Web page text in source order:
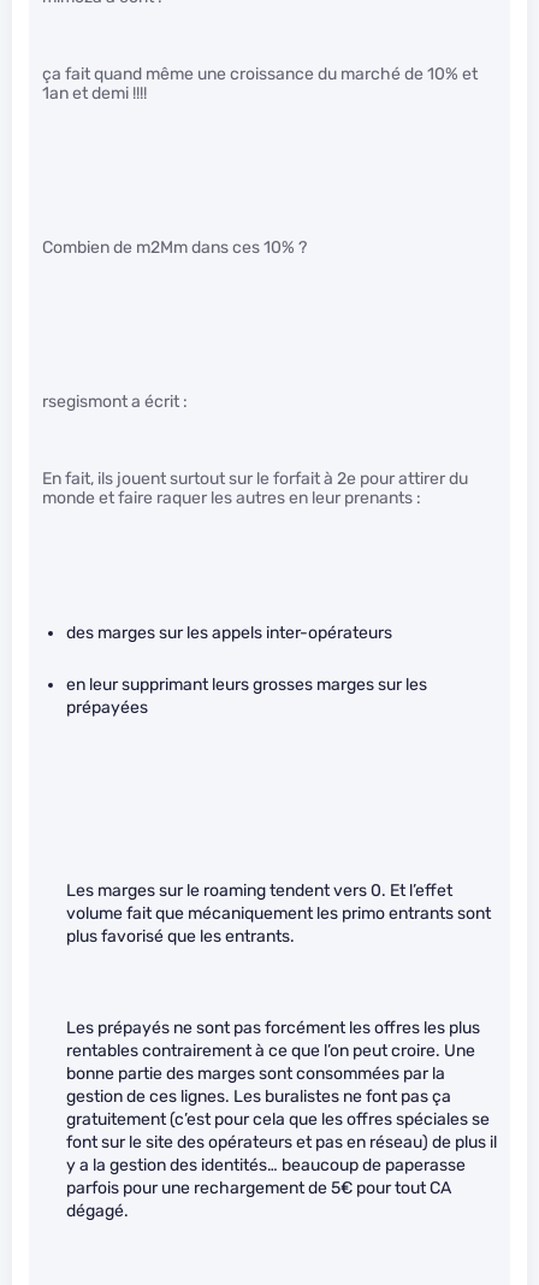
ça fait quand même une croissance du marché de 10% et
1an et demi !!!!
Combien de m2Mm dans ces 10% ?
rsegismont a écrit :
En fait, ils jouent surtout sur le forfait à 2e pour attirer du
monde et faire raquer les autres en leur prenants :
des marges sur les appels inter-opérateurs
en leur supprimant leurs grosses marges sur les
prépayées
Les marges sur le roaming tendent vers 0. Et l’effet
volume fait que mécaniquement les primo entrants sont
plus favorisé que les entrants.
Les prépayés ne sont pas forcément les offres les plus
rentables contrairement à ce que l’on peut croire. Une
bonne partie des marges sont consommées par la
gestion de ces lignes. Les buralistes ne font pas ça
gratuitement (c’est pour cela que les offres spéciales se
font sur le site des opérateurs et pas en réseau) de plus il
y a la gestion des identités… beaucoup de paperasse
parfois pour une rechargement de 5€ pour tout CA
dégagé.